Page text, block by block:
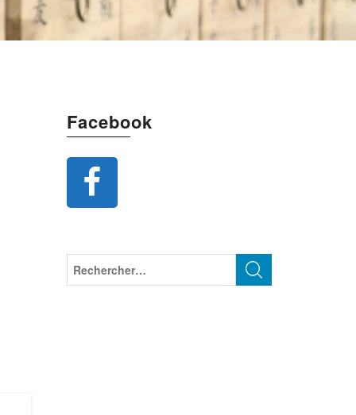
Facebook